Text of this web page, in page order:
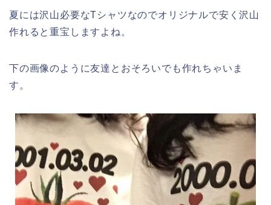
夏には沢山必要なTシャツなのでオリジナルで安く沢山
作れると重宝しますよね。
下の画像のように友達とおそろいでも作れちゃいま
す。